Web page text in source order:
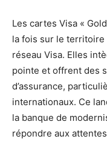
Les cartes Visa «
la fois sur le territoire
réseau Visa. Elles
pointe et offrent des
d’assurance,
internationaux. Ce
la banque de
répondre aux